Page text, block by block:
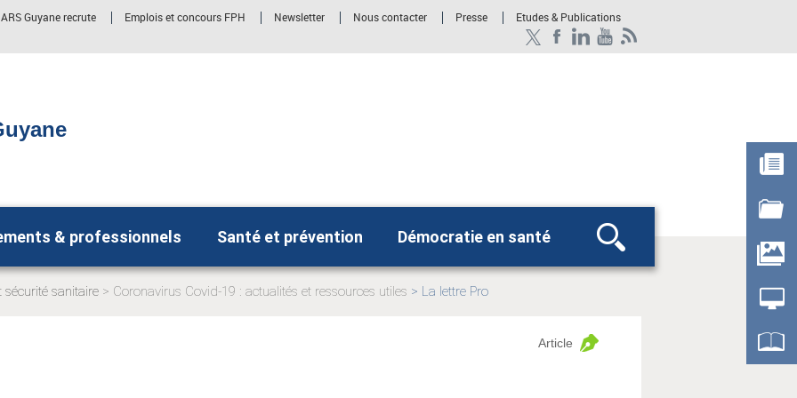
ARS Guyane recrute Emplois et concours FPH Newsletter Nous contacter Presse Etudes & Publications
& professionnels Santé et prévention Démocratie en santé
Rechercher
sécurité sanitaire
Coronavirus Covid-19 : actualités et ressources utiles
La lettre Pro
Article